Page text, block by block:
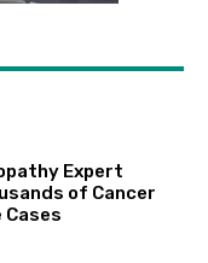
Expert
of Cancer
Cases